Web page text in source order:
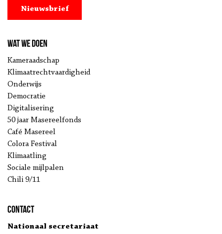
Nieuwsbrief
Wat we doen
Kameraadschap
Klimaatrechtvaardigheid
Onderwijs
Democratie
Digitalisering
50 jaar Masereelfonds
Café Masereel
Colora Festival
Klimaatling
Sociale mijlpalen
Chili 9/11
Contact
Nationaal secretariaat